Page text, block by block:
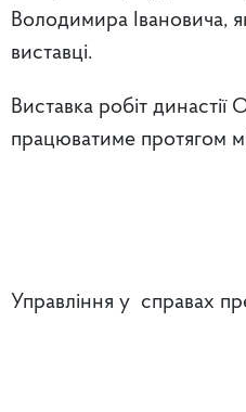
Володимира Івановича,
виставці.
Виставка робіт династії
працюватиме протягом
Управління у справах